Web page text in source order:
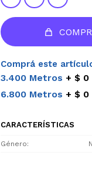
Comprá este
3.400 Metros $ 0
6.800 Metros $ 0
CARACTERÍSTICAS
Género